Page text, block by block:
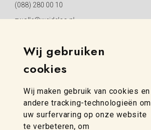
Wij gebruiken
cookies
Wij maken gebruik van cookies en
andere tracking-technologieën om
uw surfervaring op onze website
te verbeteren, om
(088) 280 00 10
zwolle@weidelco.nl